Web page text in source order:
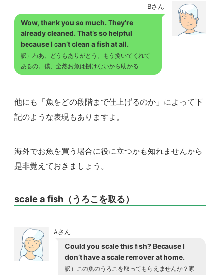
Bさん
Wow, thank you so much. They’re
already cleaned. That’s so helpful
because I can’t clean a fish at all.
訳）わあ、どうもありがとう。もう捌いてくれて
あるの。僕、全然お魚は捌けないから助かる
他にも「魚をどの段階まで仕上げるのか」によって下
記のような表現もありますよ。
海外でお魚を買う場合に役に立つかも知れませんから
是非覚えておきましょう。
scale a fish（うろこを取る）
Aさん
Could you scale this fish? Because I
don’t have a scale remover at home.
訳）この魚のうろこを取ってもらえませんか？家